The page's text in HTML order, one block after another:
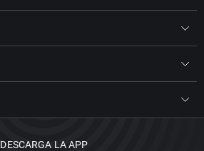
DESCARGA LA APP